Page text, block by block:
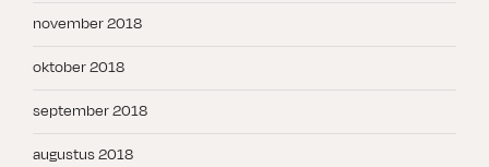
november 2018
oktober 2018
september 2018
augustus 2018